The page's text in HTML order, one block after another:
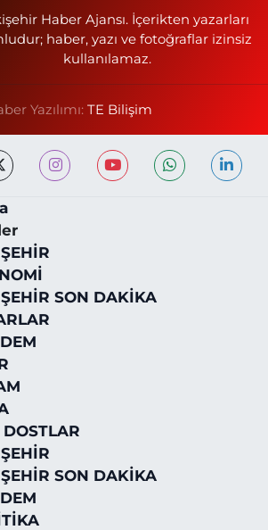
Haber Ajansı. İçerikten yazarları
haber, yazı ve fotoğraflar izinsiz
kullanılamaz.
Yazılımı: TE Bilişim
SON DAKİKA
SON DAKİKA